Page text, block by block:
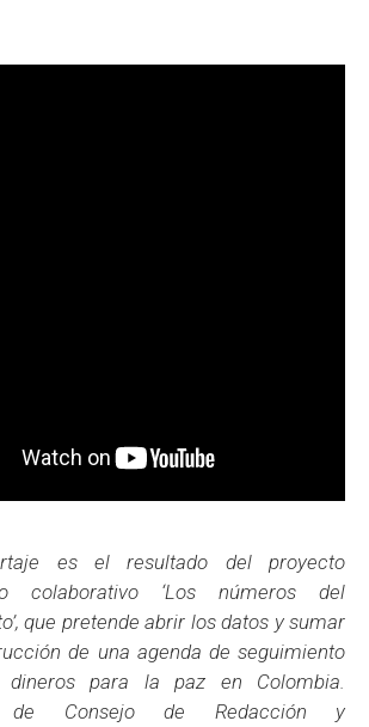
es el resultado del proyecto
colaborativo ‘Los números del
que pretende abrir los datos y sumar
de una agenda de seguimiento
para la paz en Colombia.
de Consejo de Redacción y